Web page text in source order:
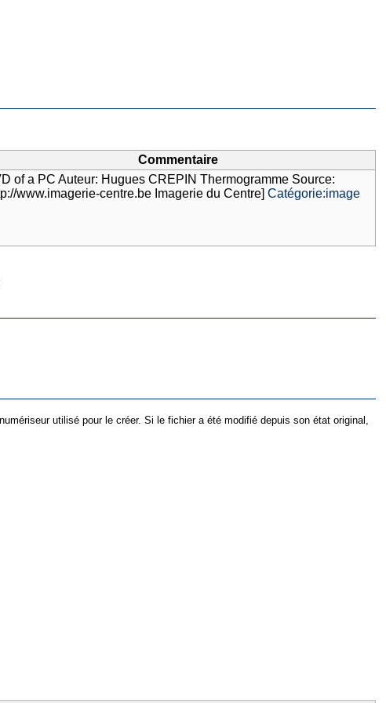
Commentaire
of a PC Auteur: Hugues CREPIN Thermogramme Source:
www.imagerie-centre.be Imagerie du Centre]Catégorie:image
utilisé pour le créer. Si le fichier a été modifié depuis son état original,